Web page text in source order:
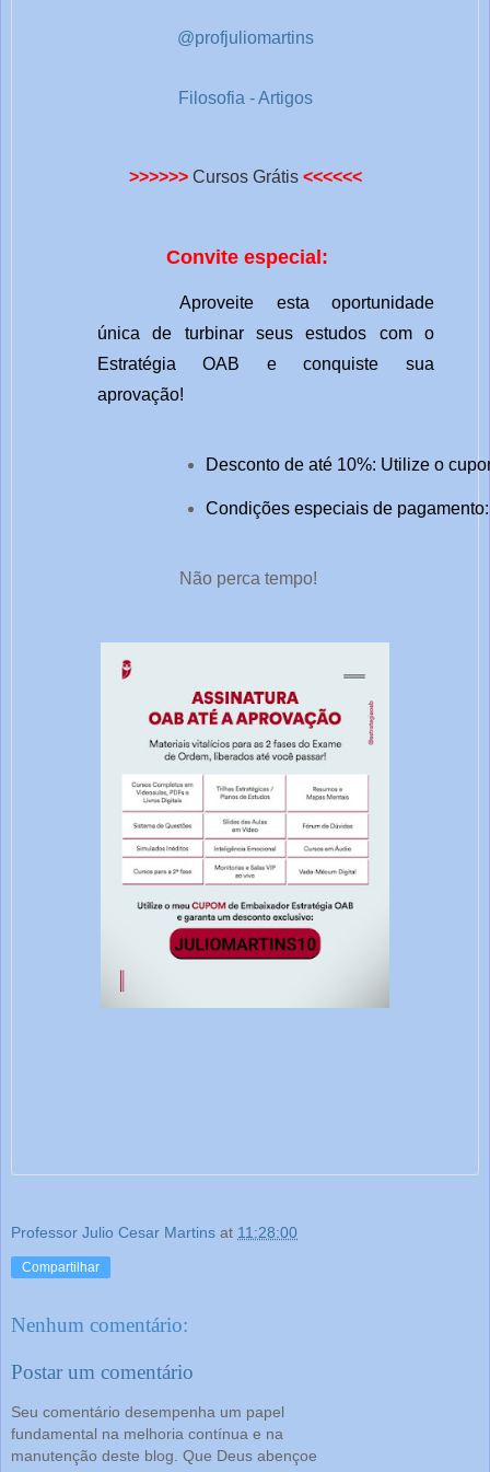
@profjuliomartins
Filosofia - Artigos
>>>>>> Cursos Grátis <<<<<<
Convite especial:
Aproveite esta oportunidade
única de turbinar seus estudos com o
Estratégia OAB e conquiste sua
aprovação!
Desconto de até 10%: Utilize o
Condições especiais de
Não perca tempo!
Professor Julio Cesar Martins at 11:28:00
Compartilhar
Nenhum comentário:
Postar um comentário
Seu comentário desempenha um papel
fundamental na melhoria contínua e na
manutenção deste blog. Que Deus abençoe